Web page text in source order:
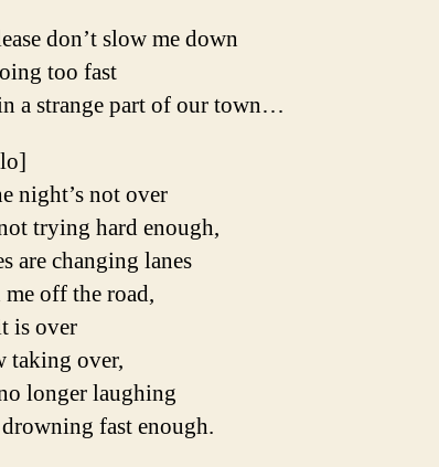
don’t slow me down
too fast
a strange part of our town…
night’s not over
trying hard enough,
are changing lanes
off the road,
is over
taking over,
longer laughing
fast enough.